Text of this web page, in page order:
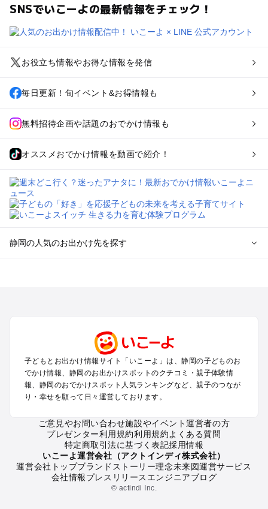
SNSでいこーよの最新情報をチェック！
お役立ち情報やお得な情報を発信
毎日更新！旬イベント&お得情報も
無料招待企画や話題のおでかけ情報も
オススメおでかけ情報を動画で紹介！
静岡の人気のお出かけ先を探す
小田原・熱海・湯河原・真鶴のプールお出かけ
中伊豆・西伊豆・南伊豆のプールお出かけ
静岡・清水のプールお出かけ
三島・沼津のプールお出かけ
掛川・磐田・袋井のプールお出かけ
大井川・寸又峡・川根のプールお出かけ
静岡の定番お出かけスポット
静岡の遊園地
静岡の動物園
子どもとお出かけ情報サイト「いこーよ」は、静岡の子どものお
でかけ情報、静岡のお出かけスポットのクチコミ・親子体験情
報、静岡のおでかけスポット人気ランキングなど、親子のつなが
り・幸せを願って日々運営しております。
ご意見やお問い合わせ施設やイベント運営者の方
プレゼンター利用規約利用規約よくある質問
特定商取引法に基づく表記採用情報
いこーよ運営会社（アクトインディ株式会社）
運営会社トップブランドストーリー理念未来図運営サービス
会社情報プレスリリース エンジニアブログ
© actindi Inc.